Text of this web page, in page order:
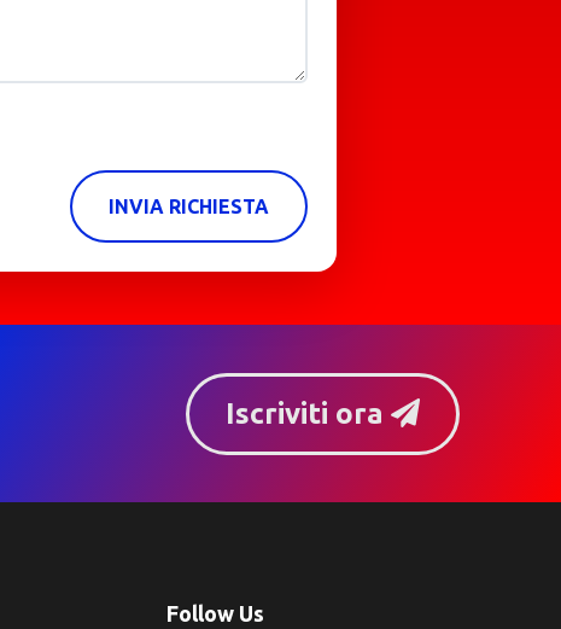
INVIA RICHIESTA
Iscriviti ora
Follow Us